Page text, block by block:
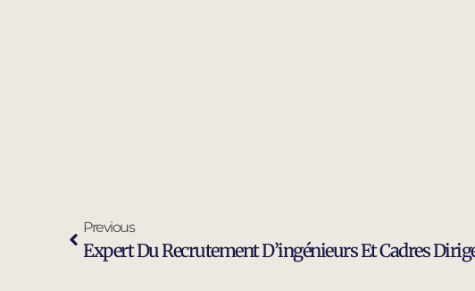
Previous
Expert Du Recrutement D’ingénieurs Et Cadres